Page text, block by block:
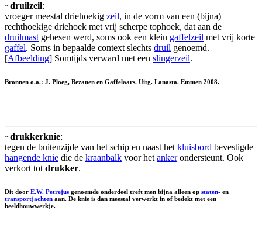
~druilzeil:
vroeger meestal driehoekig zeil, in de vorm van een (bijna)
rechthoekige driehoek met vrij scherpe tophoek, dat aan de
druilmast gehesen werd, soms ook een klein gaffelzeil met vrij korte
gaffel. Soms in bepaalde context slechts druil genoemd.
[Afbeelding] Somtijds verward met een slingerzeil.
Bronnen o.a.: J. Ploeg, Bezanen en Gaffelaars. Uitg. Lanasta. Emmen 2008.
~drukkerknie:
tegen de buitenzijde van het schip en naast het kluisbord bevestigde
hangende knie die de kraanbalk voor het ankerondersteunt. Ook
verkort tot drukker.
Dit door E.W. Petrejus genoemde onderdeel treft men bijna alleen op staten- en
transportjachten aan. De knie is dan meestal verwerkt in of bedekt met een
beeldhouwwerkje.